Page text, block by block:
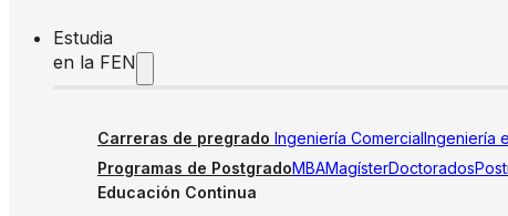
Estudia
en la FEN
Carreras de pregrado Ingeniería ComercialIngeniería
Programas de PostgradoMBAMagísterDoctorados
Educación Continua